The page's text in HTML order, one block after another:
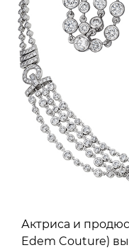
Актриса и
Edem Couture)